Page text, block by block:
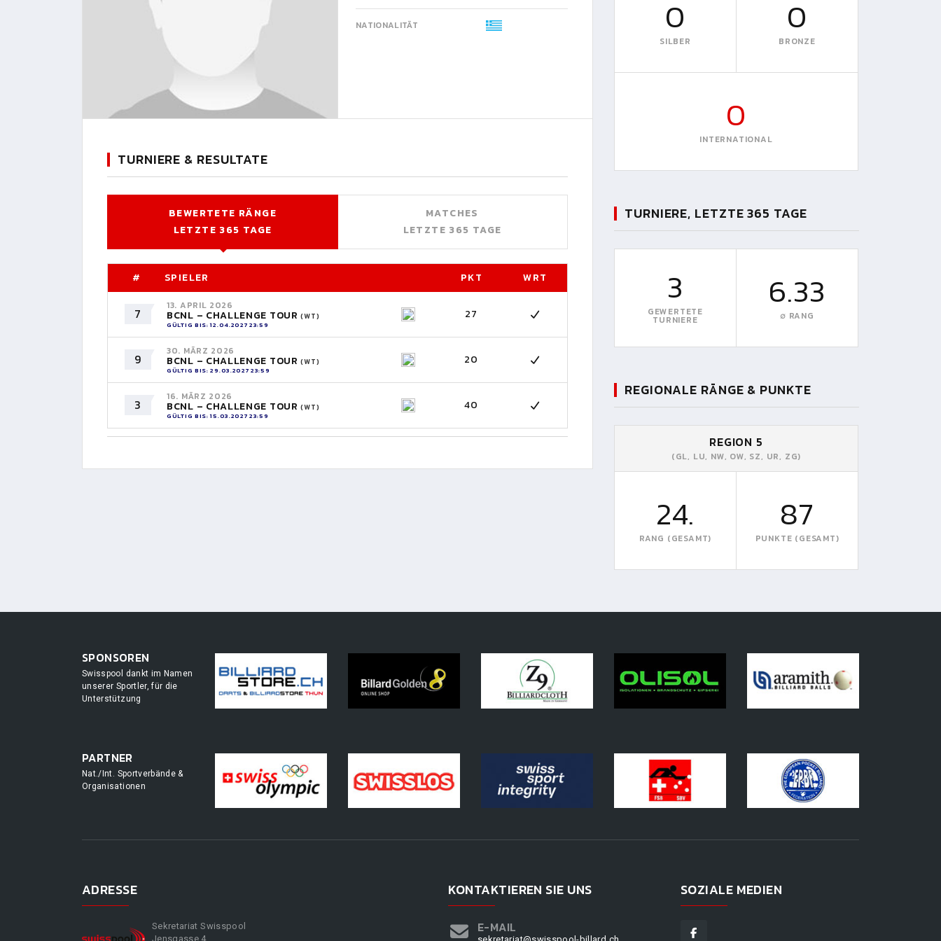
NATIONALITÄT
TURNIERE & RESULTATE
BEWERTETE RÄNGE
LETZTE 365 TAGE
MATCHES
LETZTE 365 TAGE
# SPIELER PKT WRT
7
13. APRIL 2026
BCNL – CHALLENGE TOUR(WT)
GÜLTIG BIS: 12.04.2027 23:59
27
9
30. MÄRZ 2026
BCNL – CHALLENGE TOUR(WT)
GÜLTIG BIS: 29.03.2027 23:59
20
3
16. MÄRZ 2026
BCNL – CHALLENGE TOUR(WT)
GÜLTIG BIS: 15.03.2027 23:59
40
0
SILBER
0
BRONZE
0
INTERNATIONAL
TURNIERE, LETZTE 365 TAGE
3
GEWERTETE
TURNIERE
6.33
∅ RANG
REGIONALE RÄNGE & PUNKTE
REGION 5
(GL, LU, NW, OW, SZ, UR, ZG)
24.
RANG (GESAMT)
87
PUNKTE (GESAMT)
SPONSOREN
Swisspool dankt im Namen
unserer Sportler, für die
Unterstützung
PARTNER
Nat./Int. Sportverbände &
Organisationen
ADRESSE
Sekretariat Swisspool
Jensgasse 4
KONTAKTIEREN SIE UNS
E-MAIL
SOZIALE MEDIEN